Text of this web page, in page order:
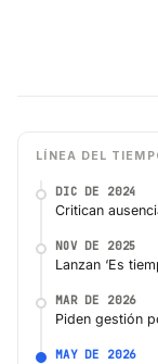
LÍNEA DEL
DIC DE 2024
Critican
NOV DE 2025
Lanzan ‘Es
MAR DE 2026
Piden gestión
MAY DE 2026